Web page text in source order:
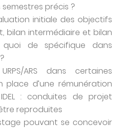
semestres précis ?
initiale des objectifs
bilan intermédiaire et bilan
de spécifique dans
ARS dans certaines
place d’une rémunération
: conduites de projet
reproduites
pouvant se concevoir